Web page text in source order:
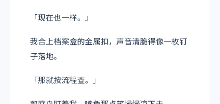
「现在也一样。」
我合上档案盒的金属扣，声音清脆得像一枚钉
子落地。
「那就按流程查。」